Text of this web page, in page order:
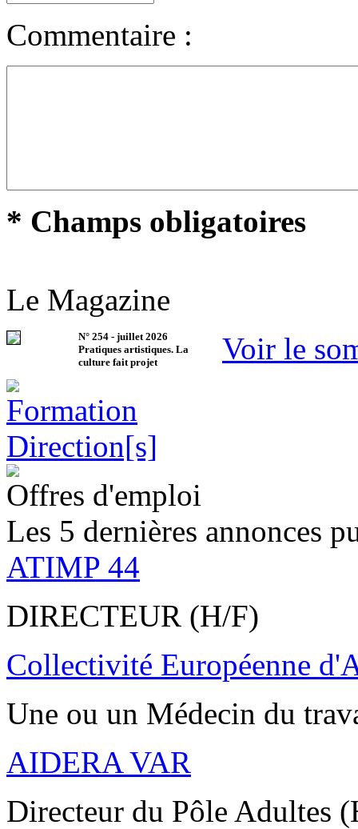
Commentaire :
* Champs obligatoires
Le Magazine
N° 254 - juillet 2026
Pratiques artistiques. La
culture fait projet
Voir le
Offres d'emploi
Les 5 dernières annonces
ATIMP 44
DIRECTEUR (H/F)
Collectivité Européenne
Une ou un Médecin du
AIDERA VAR
Directeur du Pôle Adultes